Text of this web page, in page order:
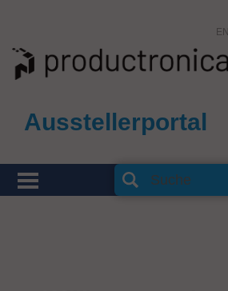
Ausstellerportal
EN